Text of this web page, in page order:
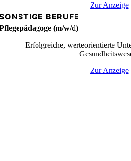
Zur Anzeige
SONSTIGE BERUFE
Pflegepädagoge (m/w/d)
Erfolgreiche, werteorientierte
Zur Anzeige